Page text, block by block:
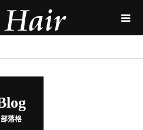
部落格